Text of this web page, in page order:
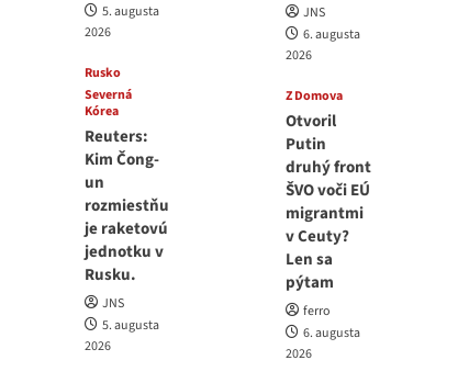
5. augusta
2026
Rusko
Severná
Kórea
Reuters:
Kim Čong-
un
rozmiestňu
je raketovú
jednotku v
Rusku.
JNS
5. augusta
2026
JNS
6. augusta
2026
Z Domova
Otvoril
Putin
druhý front
ŠVO voči EÚ
migrantmi
v Ceuty?
Len sa
pýtam
ferro
6. augusta
2026